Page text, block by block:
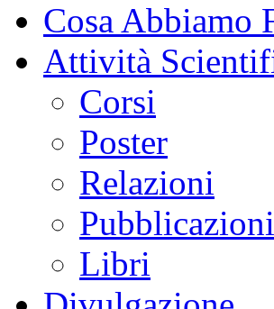
Cosa Abbiamo
Attività
Corsi
Poster
Relazioni
Libri